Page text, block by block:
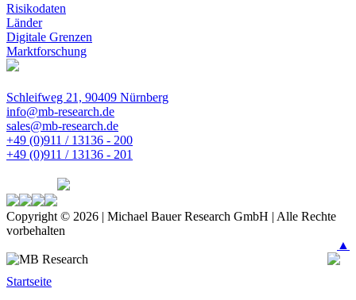
Risikodaten
Länder
Digitale Grenzen
Marktforschung
Schleifweg 21, 90409 Nürnberg
info@mb-research.de
sales@mb-research.de
+49 (0)911 / 13136 - 200
+49 (0)911 / 13136 - 201
Copyright © 2026 | Michael Bauer Research GmbH | Alle Rechte
vorbehalten
▲
Startseite